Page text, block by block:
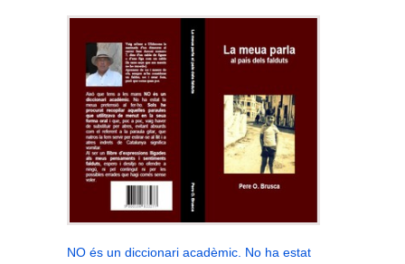
NO és un diccionari acadèmic. No ha estat